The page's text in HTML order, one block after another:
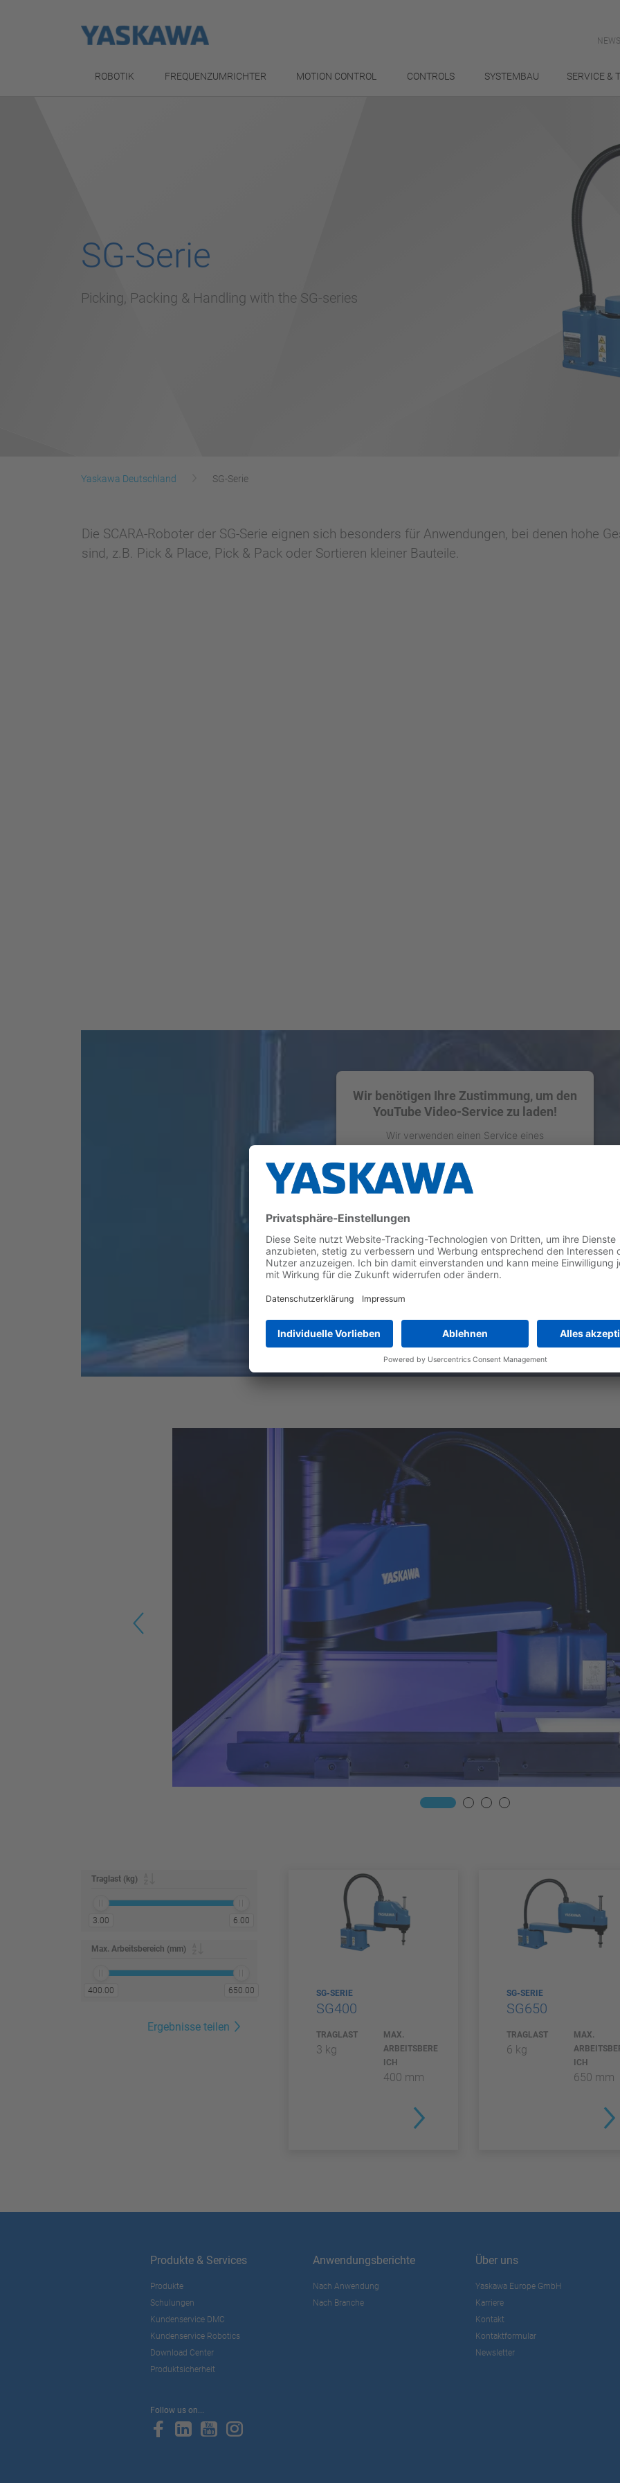
ROBOTIK FREQUENZUMRICHTER MOTION CONTROL CONTROLS SYSTEMBAU SERVICE &
SG-Serie
Picking, Packing & Handling with the SG-series
Yaskawa Deutschland SG-Serie
Die SCARA-Roboter der SG-Serie eignen sich besonders für Anwendungen, bei denen hohe
sind, z.B. Pick & Place, Pick & Pack oder Sortieren kleiner Bauteile.
Wir benötigen Ihre Zustimmung, um den
YouTube Video-Service zu laden!
Wir verwenden einen Service eines
Dieser Service kann Daten zu Ihren Aktivitäten
sammeln. Bitte lesen Sie die Details durch und
stimmen Sie der Nutzung des Service zu, um
Mehr Informationen
Akzeptieren
powered by
Platform
Previous
Traglast (kg)
3.00 6.00
Max. Arbeitsbereich (mm)
400.00 650.00
Ergebnisse teilen
SG-SERIE
SG400
TRAGLAST
3 kg
MAX.
ARBEITSBERE
ICH
400 mm
SG-SERIE
SG650
TRAGLAST
6 kg
MAX.
ICH
650 mm
Produkte & Services
Produkte
Schulungen
Kundenservice DMC
Kundenservice Robotics
Download Center
Produktsicherheit
Anwendungsberichte
Nach Anwendung
Nach Branche
Über uns
Yaskawa Europe GmbH
Karriere
Kontakt
Kontaktformular
Newsletter
Follow us on...